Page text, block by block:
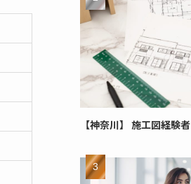
【神奈川】 施工図経験者